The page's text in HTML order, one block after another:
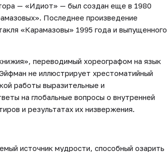
— «Идиот» — был создан еще в 1980
Последнее произведение
«Карамазовы» 1995 года и выпущенного
переводимый хореографом на язык
не иллюстрирует хрестоматийный
работы выразительные и
на глобальные вопросы о внутренней
и результатах их низвержения.
источник мудрости, способный озарить